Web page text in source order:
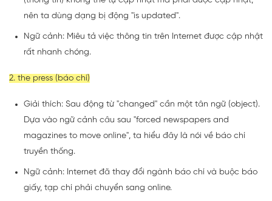
nên ta dùng dạng bị động "is updated".
Ngữ cảnh: Miêu tả việc thông tin trên Internet được cập nhật
rất nhanh chóng.
2. the press (báo chí)
Giải thích: Sau động từ "changed" cần một tân ngữ (object).
Dựa vào ngữ cảnh câu sau "forced newspapers and
magazines to move online", ta hiểu đây là nói về báo chí
truyền thống.
Ngữ cảnh: Internet đã thay đổi ngành báo chí và buộc báo
giấy, tạp chí phải chuyển sang online.